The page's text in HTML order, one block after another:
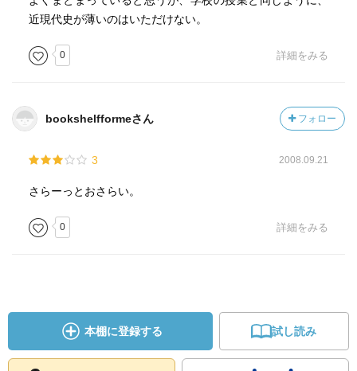
近現代史が薄いのはいただけない。
0 詳細をみる
bookshelfformeさん フォロー
3 2008.09.21
さらーっとおさらい。
0 詳細をみる
本棚に登録する 試し読み